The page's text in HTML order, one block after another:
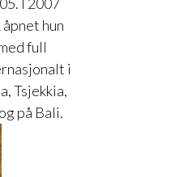
hun
full
i
Tsjekkia,
på Bali.